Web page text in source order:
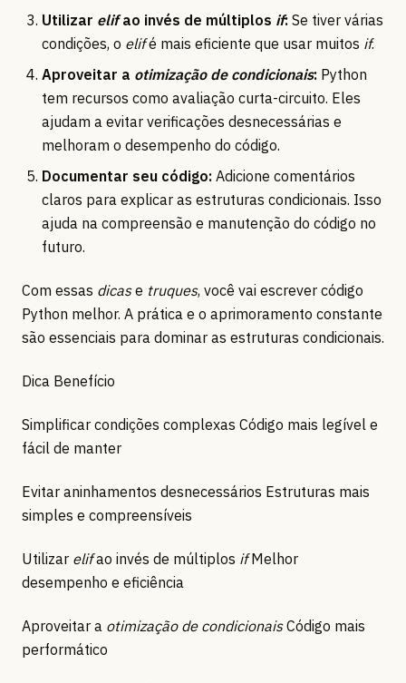
Utilizar elifao invés de múltiplos if: Se tiver várias
condições, o elifé mais eficiente que usar muitos if.
Aproveitar a otimização de condicionais: Python
tem recursos como avaliação curta-circuito. Eles
ajudam a evitar verificações desnecessárias e
melhoram o desempenho do código.
Documentar seu código: Adicione comentários
claros para explicar as estruturas condicionais. Isso
ajuda na compreensão e manutenção do código no
futuro.
Com essas dicase truques, você vai escrever código
Python melhor. A prática e o aprimoramento constante
são essenciais para dominar as estruturas condicionais.
Dica Benefício
Simplificar condições complexas Código mais legível e
fácil de manter
Evitar aninhamentos desnecessários Estruturas mais
simples e compreensíveis
Utilizar elifao invés de múltiplos ifMelhor
desempenho e eficiência
Aproveitar a otimização de condicionaisCódigo mais
performático